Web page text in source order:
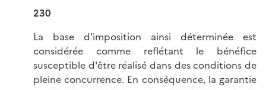
230
La base d'imposition ainsi déterminée est
considérée comme reflétant le bénéfice
susceptible d'être réalisé dans des conditions de
pleine concurrence. En conséquence, la garantie